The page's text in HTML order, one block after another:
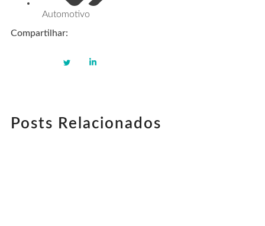
Automotivo
Compartilhar:
Posts Relacionados